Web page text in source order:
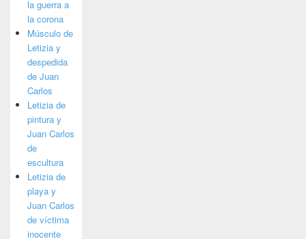
la guerra a
la corona
Músculo de
Letizia y
despedida
de Juan
Carlos
Letizia de
pintura y
Juan Carlos
de
escultura
Letizia de
playa y
Juan Carlos
de víctima
inocente